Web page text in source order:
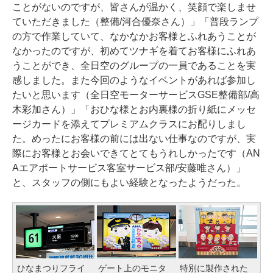
ことがないのですが、皆さんが温かく、笑顔で楽しませ
ていただきました（整備/河合優奈さん）」「普段ランプ
の方で作業していて、なかなかお客様とふれあうことが
なかったのですが、初めてツナギを着てお客様にふれあ
うことができ、全日空のグループの一員であることを実
感しました。また今回のようなイベントがあれば参加し
たいと思います（全日空モーターサービスGSE整備部/高
木彩加さん）」「おひな様とお内裏様の折り紙にメッセ
ージカードを添えてプレミアムクラスにお配りしまし
た。めったにお客様の前には出ない仕事なのですが、実
際にお客様とお会いできてとてもうれしかったです（AN
Aエアポートサービス客室サービス部/安藤唯さん）」
と、スタッフの側にもよい経験となったようだった。
ひなまつりフライ ゲート上のモニタ 特別に製作された